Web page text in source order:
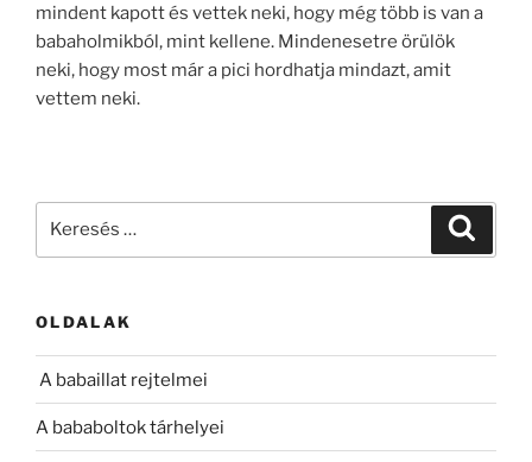
mindent kapott és vettek neki, hogy még több is van a
babaholmikból, mint kellene. Mindenesetre örülök
neki, hogy most már a pici hordhatja mindazt, amit
vettem neki.
OLDALAK
A babaillat rejtelmei
A bababoltok tárhelyei